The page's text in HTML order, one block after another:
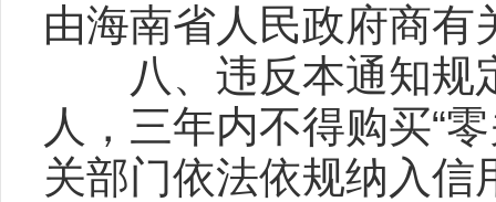
由海南省人民政府商有
八、违反本通知规定
人，三年内不得购买“
关部门依法依规纳入信